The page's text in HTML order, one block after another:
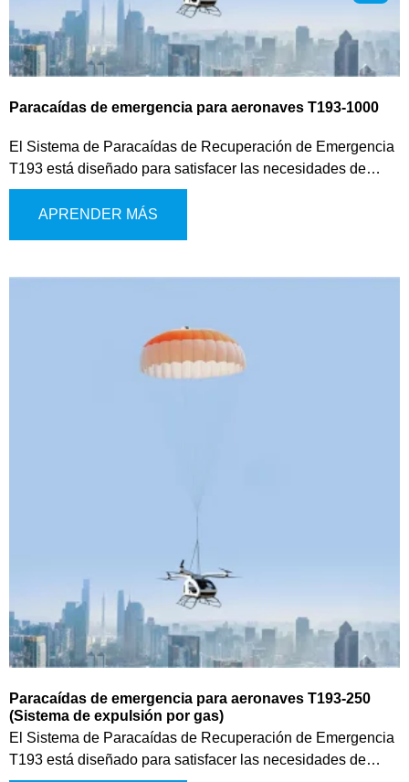
Paracaídas de emergencia para aeronaves T193-1000
El Sistema de Paracaídas de Recuperación de Emergencia
T193 está diseñado para satisfacer las necesidades de
seguridad de los eVTOL, multirrotores de baja altitud y
vehículos aéreos similares. Este sistema de última
activación rápida y confiable en situaciones críticas. Ofrece
vuelo y activación autónoma para una mayor flexibilidad
APRENDER MÁS
Paracaídas de emergencia para aeronaves T193-250
(Sistema de expulsión por gas)
El Sistema de Paracaídas de Recuperación de Emergencia
T193 está diseñado para satisfacer las necesidades de